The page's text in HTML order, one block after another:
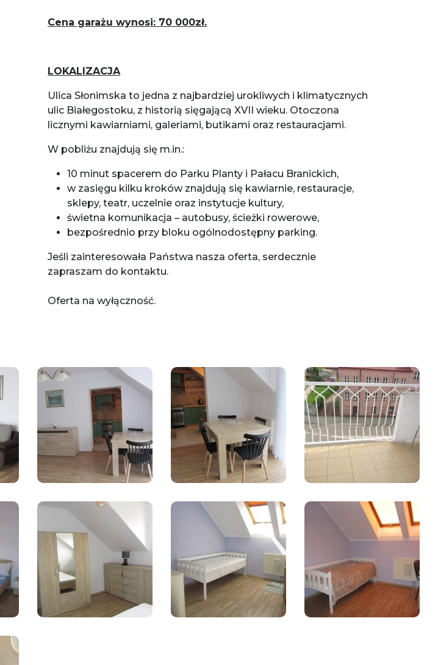
Cena garażu wynosi: 70 000zł.
LOKALIZACJA
Ulica Słonimska to jedna z najbardziej urokliwych i klimatycznych
ulic Białegostoku, z historią sięgającą XVII wieku. Otoczona
licznymi kawiarniami, galeriami, butikami oraz restauracjami.
W pobliżu znajdują się m.in.:
10 minut spacerem do Parku Planty i Pałacu Branickich,
w zasięgu kilku kroków znajdują się kawiarnie, restauracje,
sklepy, teatr, uczelnie oraz instytucje kultury,
świetna komunikacja – autobusy, ścieżki rowerowe,
bezpośrednio przy bloku ogólnodostępny parking.
Jeśli zainteresowała Państwa nasza oferta, serdecznie
zapraszam do kontaktu.
Oferta na wyłączność.